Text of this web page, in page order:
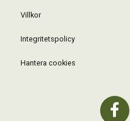
Villkor
Integritetspolicy
Hantera cookies